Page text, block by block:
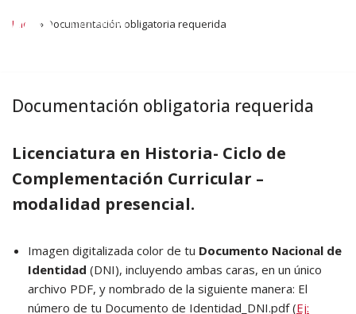
Inicio » Documentación obligatoria requerida
Documentación obligatoria requerida
Licenciatura en Historia- Ciclo de
Complementación Curricular –
modalidad presencial.
Imagen digitalizada color de tu Documento Nacional de
Identidad (DNI), incluyendo ambas caras, en un único
archivo PDF, y nombrado de la siguiente manera: El
número de tu Documento de Identidad_DNI.pdf (Ej: